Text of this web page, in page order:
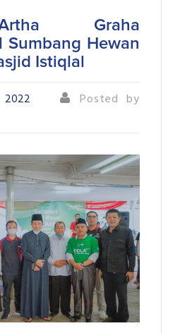
Graha
Sumbang Hewan
Istiqlal
2022
Posted by